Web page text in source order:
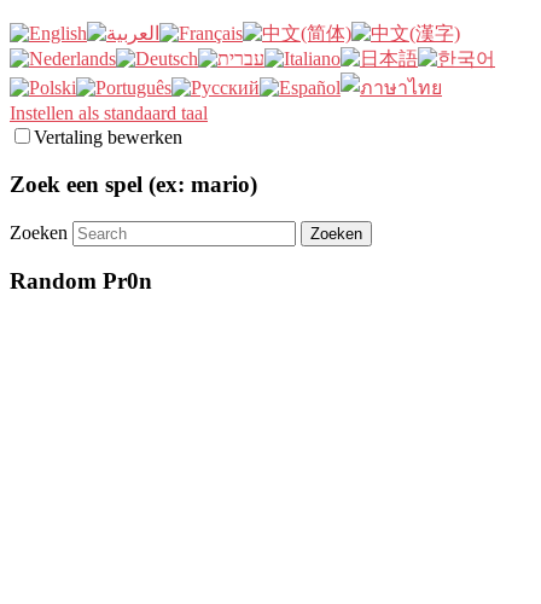
Instellen als standaard taal
Vertaling bewerken
Zoek een spel (ex: mario)
Zoeken
Random Pr0n